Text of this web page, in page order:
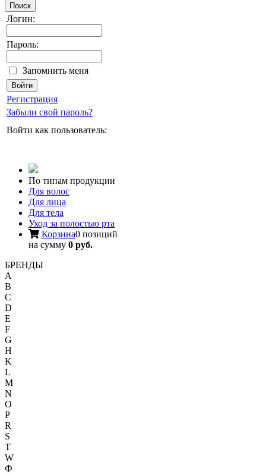
Поиск
Логин:
Пароль:
Запомнить меня
Регистрация
Забыли свой пароль?
Войти как пользователь:
По типам продукции
Для волос
Для лица
Для тела
Уход за полостью рта
Корзина0 позиций
на сумму 0 руб.
БРЕНДЫ
A
B
C
D
E
F
G
H
K
L
M
N
O
P
R
S
T
W
Ф